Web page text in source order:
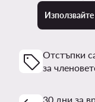
Отстъпки
за
30 дни за